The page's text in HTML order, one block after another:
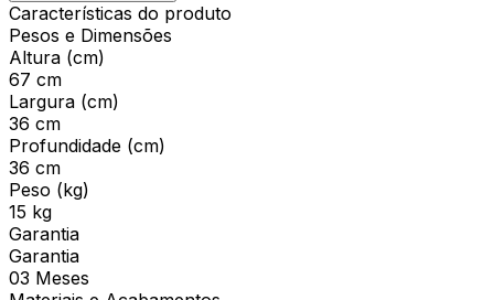
Características do produto
Pesos e Dimensões
Altura (cm)
67 cm
Largura (cm)
36 cm
Profundidade (cm)
36 cm
Peso (kg)
15 kg
Garantia
Garantia
03 Meses